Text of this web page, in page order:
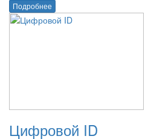
Подробнее
Цифровой ID